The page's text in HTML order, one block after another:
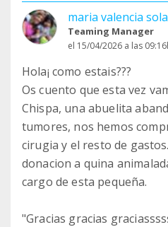
maria valencia sola
Teaming Manager
el 15/04/2026 a las
Hola¡ como estais???
Os cuento que esta vez
Chispa, una abuelita
tumores, nos hemos
cirugia y el resto de
donacion a quina
cargo de esta pequeña.
"Gracias gracias